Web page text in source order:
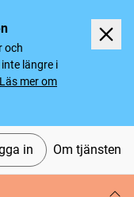
och
längre i
Läs mer om
in Om tjänsten